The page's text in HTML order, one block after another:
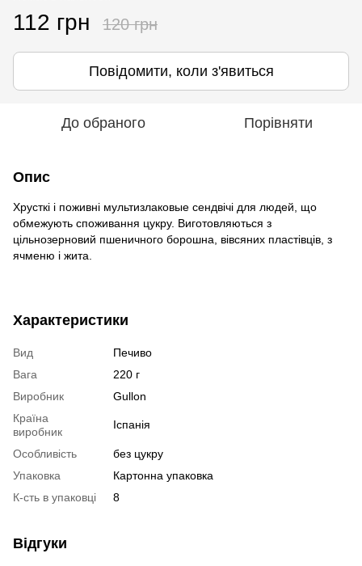
112 грн 120 грн
Повідомити, коли з'явиться
До обраного Порівняти
Опис
Хрусткі і поживні мультизлаковые сендвічі для людей, що
обмежують споживання цукру. Виготовляються з
цільнозерновий пшеничного борошна, вівсяних пластівців, з
ячменю і жита.
Характеристики
Вид
Печиво
Вага
220 г
Виробник
Gullon
Країна
виробник
Іспанія
Особливість
без цукру
Упаковка
Картонна упаковка
К-сть в упаковці
8
Відгуки